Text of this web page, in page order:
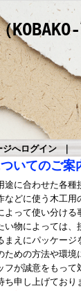
ジへログイン｜
いてのご案
途に合わせた各種
などに使う木工用
よって使い分ける
い物によっては、
まえにパッケージ
ための方法や環境
フが誠意をもって
ち申し上げており